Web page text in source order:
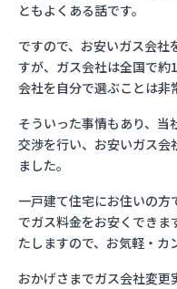
ともよくある話です。
ですので、お安いガス会社
すが、ガス会社は全国で
会社を自分で選ぶことは非
そういった事情もあり、当
交渉を行い、お安いガス会
ました。
一戸建て住宅にお住いの方
でガス料金をお安くできま
たしますので、お気軽・カ
おかげさまでガス会社変